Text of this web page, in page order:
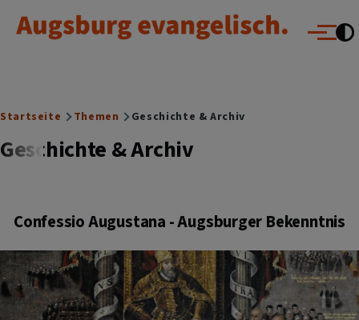
Augsburg evangelisch.
Menü
Breadcrumb
Startseite Themen Geschichte & Archiv
Geschichte & Archiv
Confessio Augustana - Augsburger Bekenntnis